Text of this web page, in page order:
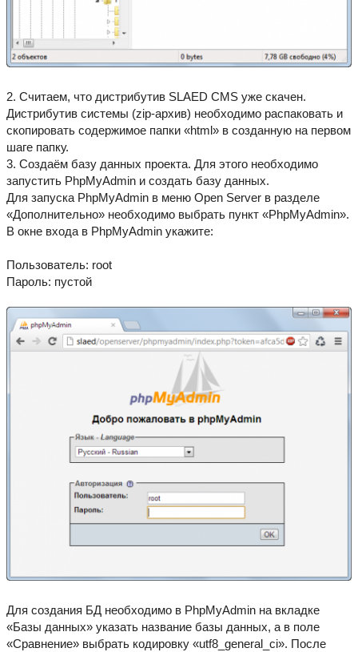
2. Считаем, что дистрибутив SLAED CMS уже скачен.
Дистрибутив системы (zip-архив) необходимо распаковать и
скопировать содержимое папки «html» в созданную на первом
шаге папку.
3. Создаём базу данных проекта. Для этого необходимо
запустить PhpMyAdmin и создать базу данных.
Для запуска PhpMyAdmin в меню Open Server в разделе
«Дополнительно» необходимо выбрать пункт «PhpMyAdmin».
В окне входа в PhpMyAdmin укажите:
Пользователь: root
Пароль: пустой
Для создания БД необходимо в PhpMyAdmin на вкладке
«Базы данных» указать название базы данных, а в поле
«Сравнение» выбрать кодировку «utf8_general_ci». После